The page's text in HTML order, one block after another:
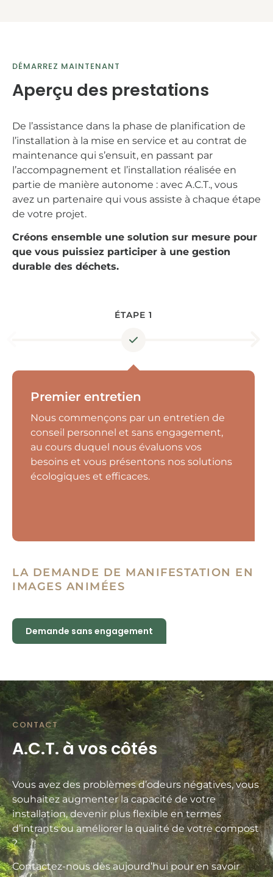
DÉMARREZ MAINTENANT
Aperçu des prestations
De l’assistance dans la phase de planification de
l’installation à la mise en service et au contrat de
maintenance qui s’ensuit, en passant par
l’accompagnement et l’installation réalisée en
partie de manière autonome : avec A.C.T., vous
avez un partenaire qui vous assiste à chaque étape
de votre projet.
Créons ensemble une solution sur mesure pour
que vous puissiez participer à une gestion
durable des déchets.
ÉTAPE 1
Premier entretien
Nous commençons par un entretien de
conseil personnel et sans engagement,
au cours duquel nous évaluons vos
besoins et vous présentons nos solutions
écologiques et efficaces.
LA DEMANDE DE MANIFESTATION EN
IMAGES ANIMÉES
Demande sans engagement
CONTACT
A.C.T. à vos côtés
Vous avez des problèmes d’odeurs négatives, vous
souhaitez augmenter la capacité de votre
installation, devenir plus flexible en termes
d’intrants ou améliorer la qualité de votre compost
?
Contactez-nous dès aujourd’hui pour en savoir